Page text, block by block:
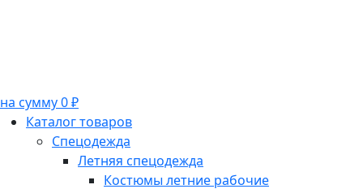
на сумму 0 ₽
Каталог товаров
Спецодежда
Летняя спецодежда
Костюмы летние рабочие